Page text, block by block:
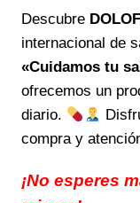
Descubre
internacional de
«Cuidamos tu
ofrecemos un
diario.
compra y
¡No esperes